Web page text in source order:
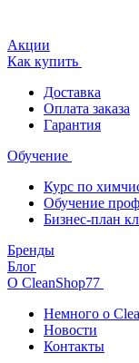
Акции
Как купить
Доставка
Оплата заказа
Гарантия
Обучение
Курс по
Обучение
Бизнес-план
Бренды
Блог
О CleanShop77
Немного о
Новости
Контакты